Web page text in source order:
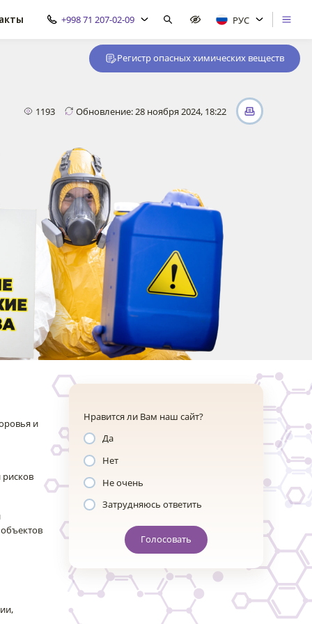
+998 71 207-02-09 РУС
Регистр опасных химических веществ
1193 Обновление: 28 ноября 2024, 18:22
и
Нравится ли Вам наш сайт?
Да
Нет
Не очень
Затрудняюсь ответить
Голосовать